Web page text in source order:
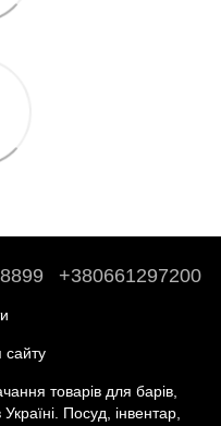
+380661297200
сайту
товарів для барів,
Україні. Посуд, інвентар,